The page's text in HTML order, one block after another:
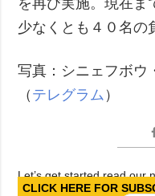
少なくとも４０名の
写真：シニェフボウ
（ テレグラム ）
Let’s get started read our
CLICK HERE FOR